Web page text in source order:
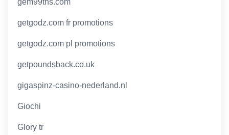
gem99ths.com
getgodz.com fr promotions
getgodz.com pl promotions
getpoundsback.co.uk
gigaspinz-casino-nederland.nl
Giochi
Glory tr